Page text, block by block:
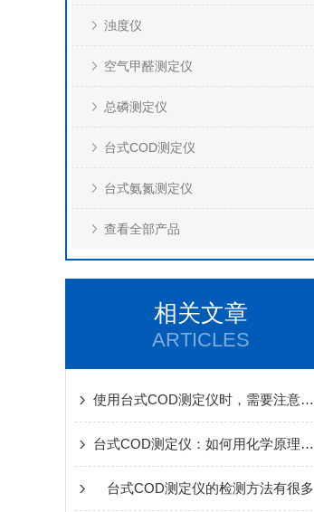
浊度仪
空气甲醛测定仪
总磷测定仪
台式COD测定仪
台式氨氮测定仪
查看全部产品
相关文章
ARTICLES
使用台式COD测定仪时，需要注意以下几点
台式COD测定仪：如何用化学原理快速测量水体污染程度？
台式COD测定仪的检测方法有很多